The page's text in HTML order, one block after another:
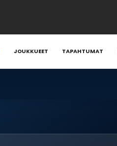
JOUKKUEET TAPAHTUMAT